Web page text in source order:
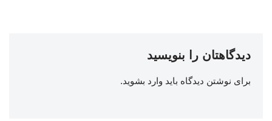
دیدگاهتان را بنویسید
برای نوشتن دیدگاه باید وارد بشوید.